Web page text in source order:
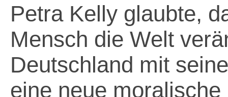
Petra Kelly glaubte,
Mensch die Welt
Deutschland mit
eine neue